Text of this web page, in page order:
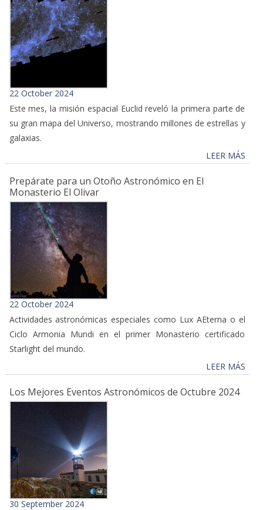
22 October 2024
Este mes, la misión espacial Euclid reveló la primera parte de
su gran mapa del Universo, mostrando millones de estrellas y
galaxias.
LEER MÁS
Prepárate para un Otoño Astronómico en El
Monasterio El Olivar
22 October 2024
Actividades astronómicas especiales como Lux AEterna o el
Ciclo Armonia Mundi en el primer Monasterio certificado
Starlight del mundo.
LEER MÁS
Los Mejores Eventos Astronómicos de Octubre 2024
30 September 2024